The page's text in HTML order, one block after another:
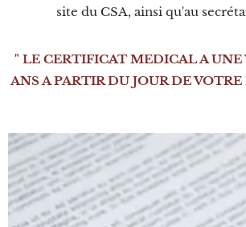
site du CSA, ainsi qu'au
" LE CERTIFICAT MEDICAL A
ANS A PARTIR DU JOUR DE